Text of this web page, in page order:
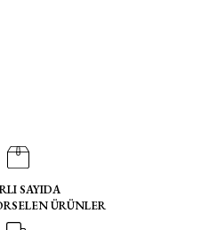
SAYIDA
ÜRÜNLER